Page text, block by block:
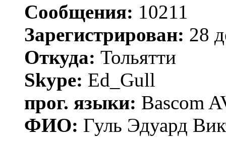
Сообщения: 10211
Зарегистрирован: 28
Откуда: Тольятти
Skype: Ed_Gull
прог. языки: Bascom
ФИО: Гуль Эдуард